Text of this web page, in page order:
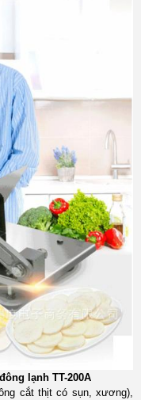
lạnh TT-200A
cắt thịt có sụn, xương),